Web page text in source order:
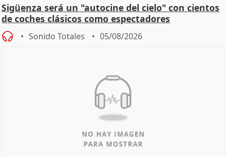
Sigüenza será un "autocine del cielo" con cientos
de coches clásicos como espectadores
Sonido Totales 05/08/2026